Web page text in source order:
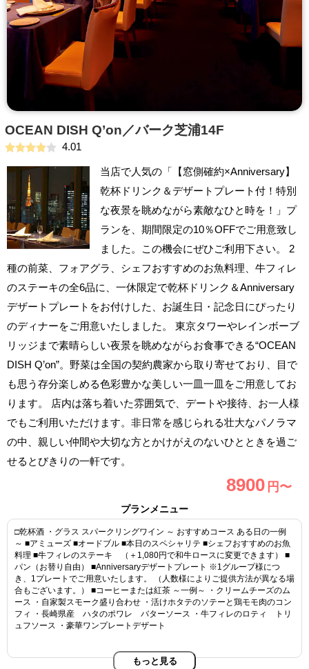
OCEAN DISH Q’on／バーク芝浦14F
4.01
当店で人気の「【窓側確約×Anniversary】
乾杯ドリンク＆デザートプレート付！特別
な夜景を眺めながら素敵なひと時を！」プ
ランを、期間限定の10％OFFでご用意致し
ました。この機会にぜひご利用下さい。 2
種の前菜、フォアグラ、シェフおすすめのお魚料理、牛フィレ
のステーキの全6品に、一休限定で乾杯ドリンク＆Anniversary
デザートプレートをお付けした、お誕生日・記念日にぴったり
のディナーをご用意いたしました。 東京タワーやレインボーブ
リッジまで素晴らしい夜景を眺めながらお食事できる“OCEAN
DISH Q’on”。野菜は全国の契約農家から取り寄せており、目で
も思う存分楽しめる色彩豊かな美しい一皿一皿をご用意してお
ります。 店内は落ち着いた雰囲気で、デートや接待、お一人様
でもご利用いただけます。非日常を感じられる壮大なパノラマ
の中、親しい仲間や大切な方とかけがえのないひとときを過ご
せるとびきりの一軒です。
8900 円〜
プランメニュー
□乾杯酒 ・グラス スパークリングワイン ～ おすすめコース ある日の一例
～ ■アミューズ ■オードブル ■本日のスペシャリテ ■シェフおすすめのお魚
料理 ■牛フィレのステーキ （＋1,080円で和牛ロースに変更できます） ■
パン（お替り自由） ■Anniversaryデザートプレート ※1グループ様につ
き、1プレートでご用意いたします。 （人数様によりご提供方法が異なる場
合もございます。） ■コーヒーまたは紅茶 ～一例～ ・クリームチーズのム
ース ・自家製スモーク盛り合わせ ・活けホタテのソテーと鶏モモ肉のコン
フィ ・長崎県産 ハタのポワレ バターソース ・牛フィレのロティ トリ
ュフソース ・豪華ワンプレートデザート
もっと見る